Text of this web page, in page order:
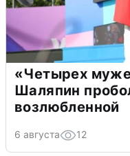
«Четырех
Шаляпин
возлюбленной
6 августа 12